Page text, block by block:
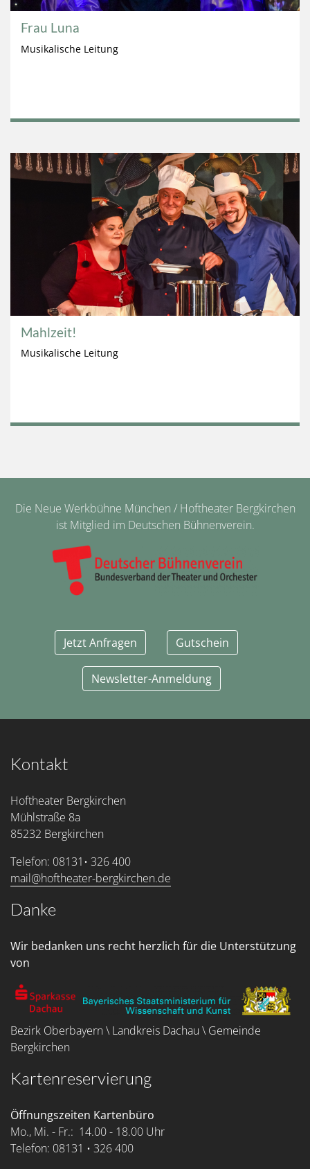
Frau Luna
Musikalische Leitung
Mahlzeit!
Musikalische Leitung
Die Neue Werkbühne München / Hoftheater Bergkirchen
ist Mitglied im Deutschen Bühnenverein.
Jetzt Anfragen Gutschein
Newsletter-Anmeldung
Kontakt
Hoftheater Bergkirchen
Mühlstraße 8a
85232 Bergkirchen
Telefon: 08131• 326 400
mail@hoftheater-bergkirchen.de
Danke
Wir bedanken uns recht herzlich für die Unterstützung
von
Bezirk Oberbayern \ Landkreis Dachau \ Gemeinde
Bergkirchen
Kartenreservierung
Öffnungszeiten Kartenbüro
Mo., Mi. - Fr.: 14.00 - 18.00 Uhr
Telefon: 08131 • 326 400